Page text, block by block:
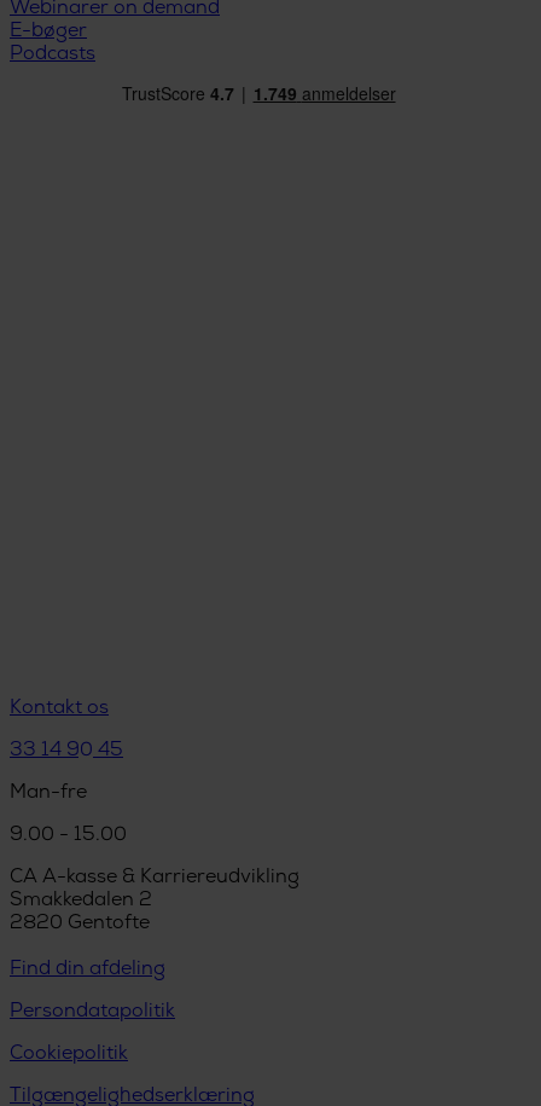
Webinarer on demand
E-bøger
Podcasts
Kontakt os
33 14 90 45
Man-fre
9.00 - 15.00
CA A-kasse & Karriereudvikling
Smakkedalen 2
2820 Gentofte
Find din afdeling
Persondatapolitik
Cookiepolitik
Tilgængelighedserklæring